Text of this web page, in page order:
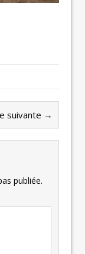
suivante →
publiée.